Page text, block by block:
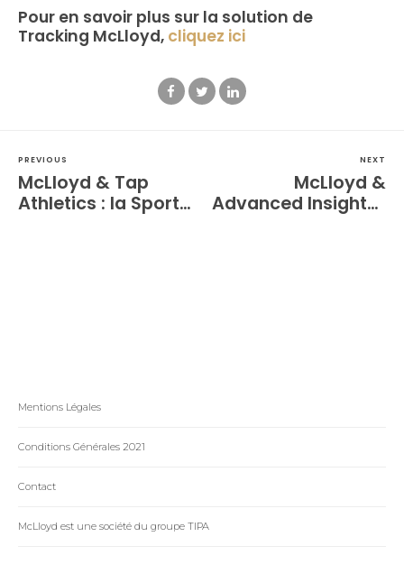
Pour en savoir plus sur la solution de
Tracking McLloyd, cliquez ici
PREVIOUS
McLloyd & Tap
Athletics : la Sport
NEXT
McLloyd &
Advanced Insights :
Mentions Légales
Conditions Générales 2021
Contact
McLloyd est une société du groupe TIPA